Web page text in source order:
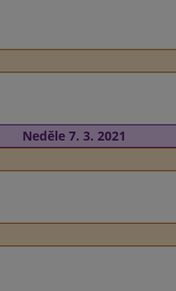
Neděle 7. 3. 2021